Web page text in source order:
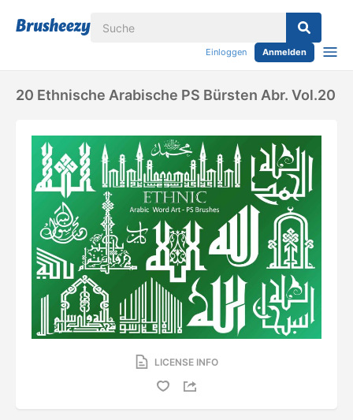
Einloggen Anmelden
20 Ethnische Arabische PS Bürsten Abr. Vol.20
LICENSE INFO